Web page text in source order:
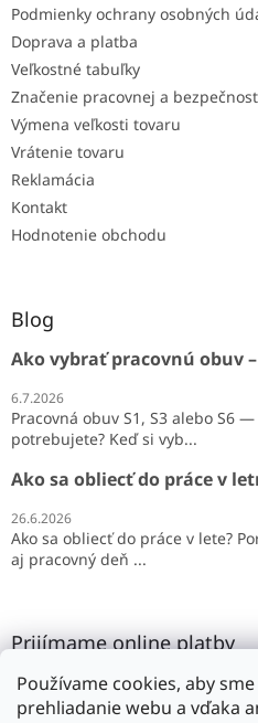
Používame cookies, aby
prehliadanie webu a vďaka
Podmienky ochrany osobných
Doprava a platba
Veľkostné tabuľky
Značenie pracovnej a
Výmena veľkosti tovaru
Vrátenie tovaru
Reklamácia
Kontakt
Hodnotenie obchodu
Blog
Ako vybrať pracovnú obuv –
6.7.2026
Pracovná obuv S1, S3 alebo S6
potrebujete? Keď si vyb...
Ako sa obliecť do práce v
26.6.2026
Ako sa obliecť do práce v lete?
aj pracovný deň ...
Prijímame online platby